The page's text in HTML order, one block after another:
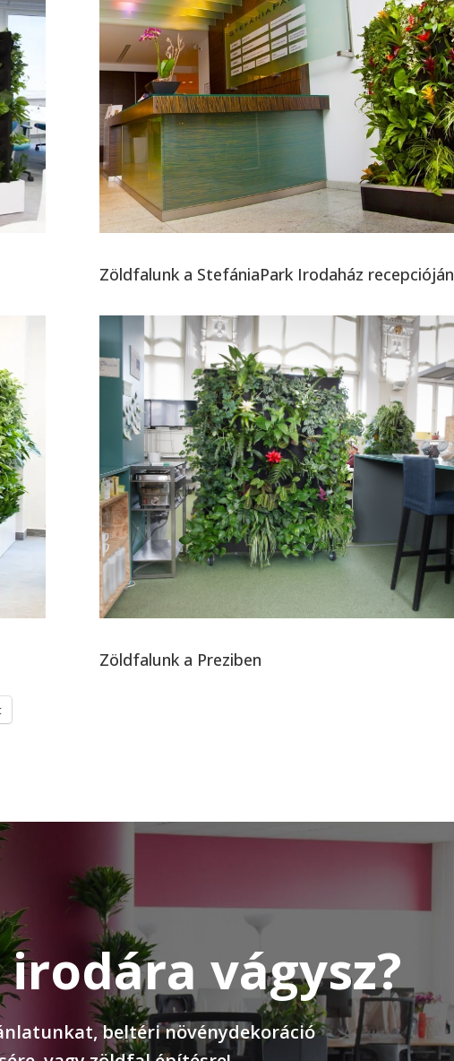
Zöldfalunk a StefániaPark Irodaház recepcióján
Zöldfalunk a Preziben
vágysz?
beltéri növénydekoráció